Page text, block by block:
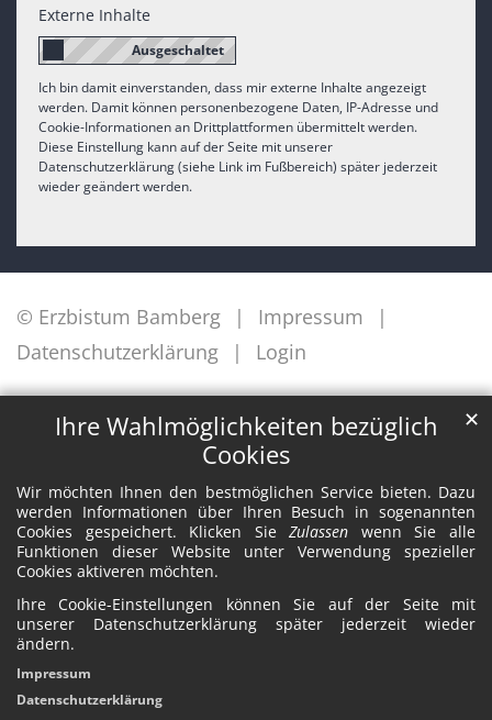
Ihre Wahlmöglichkeiten bezüglich
Cookies
Wir möchten Ihnen den bestmöglichen Service bieten. Dazu
werden Informationen über Ihren Besuch in sogenannten
Cookies gespeichert. Klicken SieZulassen wenn Sie alle
Funktionen dieser Website unter Verwendung spezieller
Cookies aktiveren möchten.
Ihre Cookie-Einstellungen können Sie auf der Seite mit
unserer Datenschutzerklärung später jederzeit wieder
ändern.
✕
Impressum
Datenschutzerklärung
Externe Inhalte
Ich bin damit einverstanden, dass mir externe Inhalte angezeigt
werden. Damit können personenbezogene Daten, IP-Adresse und
Cookie-Informationen an Drittplattformen übermittelt werden.
Diese Einstellung kann auf der Seite mit unserer
Datenschutzerklärung (siehe Link im Fußbereich) später jederzeit
wieder geändert werden.
© Erzbistum Bamberg
Impressum
Datenschutzerklärung
Login